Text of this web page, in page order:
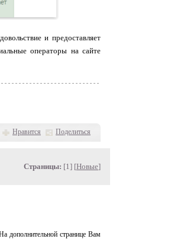
и предоставляет
операторы на сайте
Нравится Поделиться
Страницы: [1] [Новые]
дополнительной странице Вам